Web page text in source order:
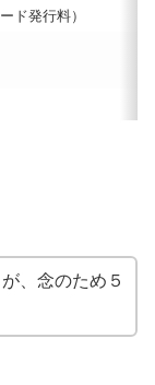
ド発行料）
、念のため５